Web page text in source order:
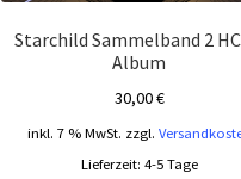
Starchild Sammelband 2
Album
30,00€
inkl. 7 % MwSt. zzgl.
Lieferzeit: 4-5 Tage